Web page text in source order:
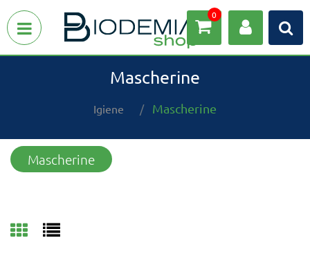
Open menu 0
Mascherine
Igiene Mascherine
Mascherine